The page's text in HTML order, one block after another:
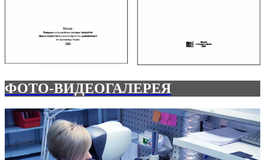
ФОТО-ВИДЕОГАЛЕРЕЯ